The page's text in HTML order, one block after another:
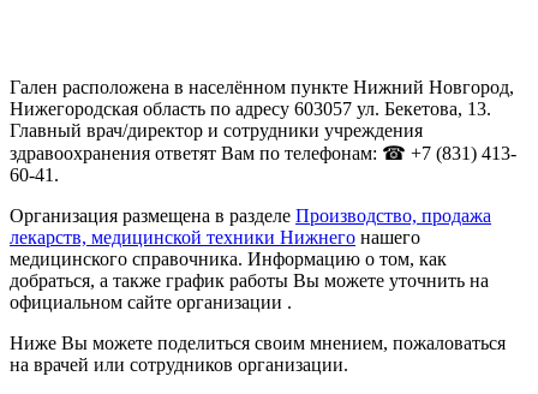
Гален расположена в населённом пункте Нижний Новгород,
Нижегородская область по адресу 603057 ул. Бекетова, 13.
Главный врач/директор и сотрудники учреждения
здравоохранения ответят Вам по телефонам: ☎ +7 (831) 413-
60-41.
Организация размещена в разделе Производство, продажа
лекарств, медицинской техники Нижнего нашего
медицинского справочника. Информацию о том, как
добраться, а также график работы Вы можете уточнить на
официальном сайте организации .
Ниже Вы можете поделиться своим мнением, пожаловаться
на врачей или сотрудников организации.